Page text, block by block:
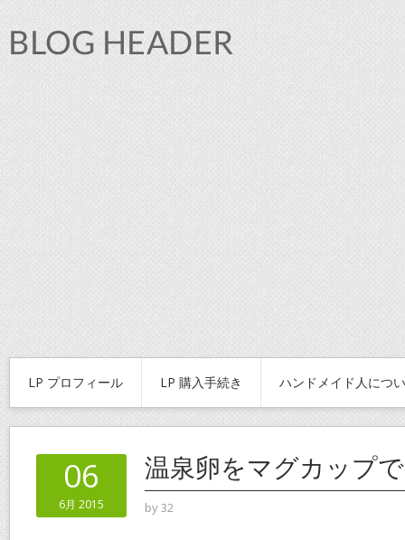
LP プロフィール LP 購入手続き ハンドメイド人につ
06
6月 2015
温泉卵をマグカップ
by32